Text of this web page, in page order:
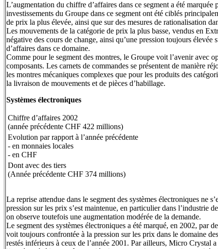
L’augmentation du chiffre d’affaires dans ce segment a été
investissements du Groupe dans ce segment ont été ciblés
de prix la plus élevée, ainsi que sur des mesures de rationalisation
Les mouvements de la catégorie de prix la plus basse, vendus en
négative des cours de change, ainsi qu’une pression toujours
d’affaires dans ce domaine.
Comme pour le segment des montres, le Groupe voit l’avenir avec
composants. Les carnets de commandes se présentent de manière
les montres mécaniques complexes que pour les produits des
la livraison de mouvements et de pièces d’habillage.
Systèmes électroniques
Chiffre d’affaires 2002
(année précédente CHF 422 millions)
Evolution par rapport à l’année précédente
- en monnaies locales
- en CHF
Dont avec des tiers
(Année précédente CHF 374 millions)
La reprise attendue dans le segment des systèmes électroniques ne
pression sur les prix s’est maintenue, en particulier dans l’industrie
on observe toutefois une augmentation modérée de la demande.
Le segment des systèmes électroniques a été marqué, en 2002, par
voit toujours confrontée à la pression sur les prix dans le domaine
restés inférieurs à ceux de l’année 2001. Par ailleurs, Micro Crystal